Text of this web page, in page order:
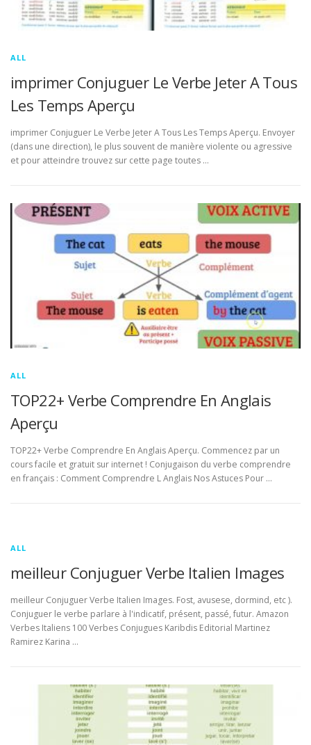
ALL
imprimer Conjuguer Le Verbe Jeter A Tous
Les Temps Aperçu
imprimer Conjuguer Le Verbe Jeter A Tous Les Temps Aperçu. Envoyer
(dans une direction), le plus souvent de manière violente ou agressive
et pour atteindre trouvez sur cette page toutes …
ALL
TOP22+ Verbe Comprendre En Anglais
Aperçu
TOP22+ Verbe Comprendre En Anglais Aperçu. Commencez par un
cours facile et gratuit sur internet ! Conjugaison du verbe comprendre
en français : Comment Comprendre L Anglais Nos Astuces Pour …
ALL
meilleur Conjuguer Verbe Italien Images
meilleur Conjuguer Verbe Italien Images. Fost, avusese, dormind, etc ).
Conjuguer le verbe parlare à l'indicatif, présent, passé, futur. Amazon
Verbes Italiens 100 Verbes Conjugues Karibdis Editorial Martinez
Ramirez Karina …